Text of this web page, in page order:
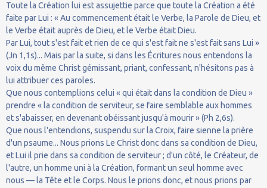
Toute la Création lui est assujettie parce que toute la Création a été
faite par Lui : « Au commencement était le Verbe, la Parole de Dieu, et
le Verbe était auprès de Dieu, et le Verbe était Dieu.
Par Lui, tout s'est fait et rien de ce qui s'est fait ne s'est fait sans Lui »
(Jn 1,1s)... Mais par la suite, si dans les Écritures nous entendons la
voix du même Christ gémissant, priant, confessant, n'hésitons pas à
lui attribuer ces paroles.
Que nous contemplions celui « qui était dans la condition de Dieu »
prendre « la condition de serviteur, se faire semblable aux hommes
et s'abaisser, en devenant obéissant jusqu'à mourir » (Ph 2,6s).
Que nous l'entendions, suspendu sur la Croix, faire sienne la prière
d'un psaume... Nous prions Le Christ donc dans sa condition de Dieu,
et Lui il prie dans sa condition de serviteur ; d'un côté, le Créateur, de
l'autre, un homme uni à la Création, formant un seul homme avec
nous — la Tête et le Corps. Nous le prions donc, et nous prions par